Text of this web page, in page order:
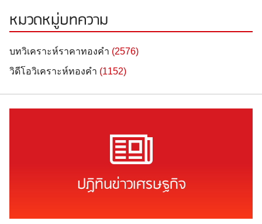
หมวดหมู่บทความ
บทวิเคราะห์ราคาทองคำ (2576)
วิดีโอวิเคราะห์ทองคำ (1152)
ปฏิทินข่าวเศรษฐกิจ